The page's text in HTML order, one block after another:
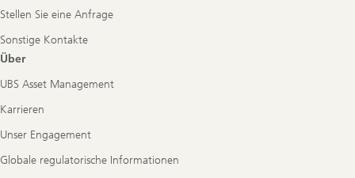
Stellen Sie eine Anfrage
Sonstige Kontakte
Über
UBS Asset Management
Karrieren
Unser Engagement
Globale regulatorische Informationen